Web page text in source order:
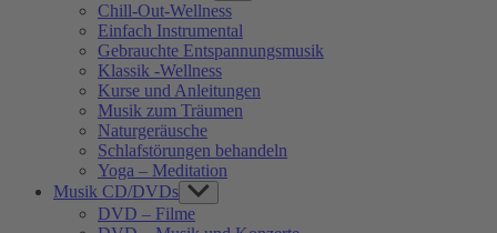
sub
menu
Chill-Out-Wellness
Einfach Instrumental
Gebrauchte Entspannungsmusik
Klassik -Wellness
Kurse und Anleitungen
Musik zum Träumen
Naturgeräusche
Schlafstörungen behandeln
Yoga – Meditation
Musik CD/DVDs Show
sub
menu
DVD – Filme